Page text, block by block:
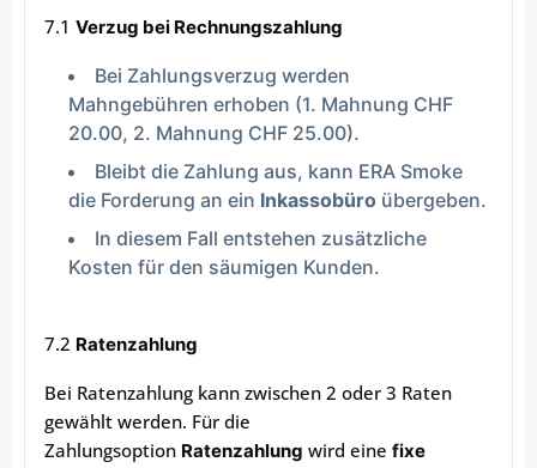
7.1 Verzug bei Rechnungszahlung
Bei Zahlungsverzug werden
Mahngebühren erhoben (1. Mahnung CHF
20.00, 2. Mahnung CHF 25.00).
Bleibt die Zahlung aus, kann ERA Smoke
die Forderung an ein Inkassobüro übergeben.
In diesem Fall entstehen zusätzliche
Kosten für den säumigen Kunden.
7.2 Ratenzahlung
Bei Ratenzahlung kann zwischen 2 oder 3 Raten
gewählt werden. Für die
Zahlungsoption Ratenzahlung wird eine fixe